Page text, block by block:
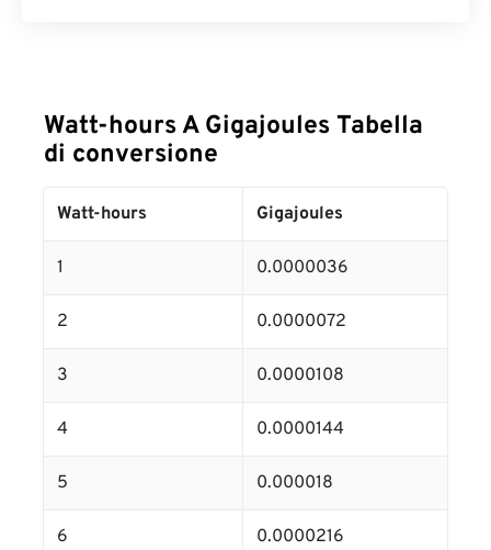
Watt-hours A Gigajoules Tabella
di conversione
Watt-hours Gigajoules
1 0.0000036
2 0.0000072
3 0.0000108
4 0.0000144
5 0.000018
6 0.0000216